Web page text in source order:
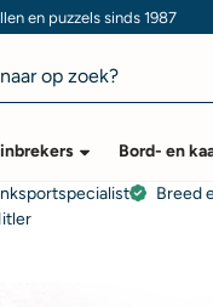
en puzzels sinds 1987
Bord- en
Breed